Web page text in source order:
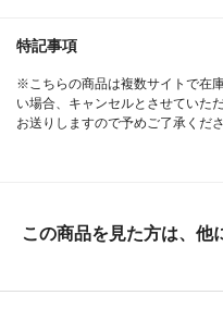
特記事項
※こちらの商品は複数サイトで在
い場合、キャンセルとさせていた
お送りしますので予めご了承くださ
この商品を見た方は、他